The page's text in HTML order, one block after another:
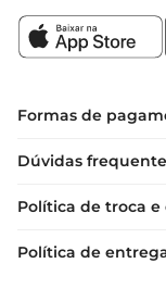
Formas de
Dúvidas
Política de troca e
Política de